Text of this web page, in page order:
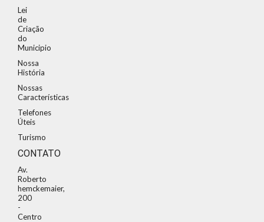
Lei
de
Criação
do
Municipio
Nossa
História
Nossas
Características
Telefones
Úteis
Turismo
CONTATO
Av.
Roberto
hemckemaier,
200
-
Centro